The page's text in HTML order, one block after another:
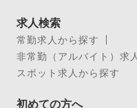
求人検索
常勤求人から探す
非常勤（アルバイト）求
スポット求人から探す
初めての方へ